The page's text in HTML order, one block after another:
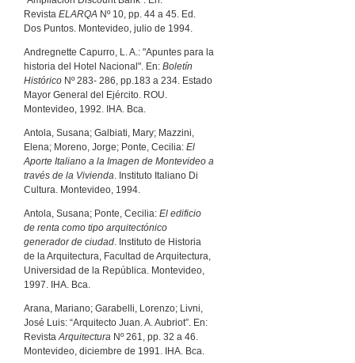
Revista ELARQA Nº 10, pp. 44 a 45. Ed.
Dos Puntos. Montevideo, julio de 1994.
Andregnette Capurro, L. A.: "Apuntes para la
historia del Hotel Nacional". En: Boletín
Histórico Nº 283- 286, pp.183 a 234. Estado
Mayor General del Ejército. ROU.
Montevideo, 1992. IHA. Bca.
Antola, Susana; Galbiati, Mary; Mazzini,
Elena; Moreno, Jorge; Ponte, Cecilia: El
Aporte Italiano a la Imagen de Montevideo a
través de la Vivienda. Instituto Italiano Di
Cultura. Montevideo, 1994.
Antola, Susana; Ponte, Cecilia: El edificio
de renta como tipo arquitectónico
generador de ciudad. Instituto de Historia
de la Arquitectura, Facultad de Arquitectura,
Universidad de la República. Montevideo,
1997. IHA. Bca.
Arana, Mariano; Garabelli, Lorenzo; Livni,
José Luis: “Arquitecto Juan. A. Aubriot”. En:
RevistaArquitectura Nº 261, pp. 32 a 46.
Montevideo, diciembre de 1991. IHA. Bca.